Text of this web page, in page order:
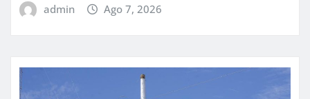
admin Ago 7, 2026